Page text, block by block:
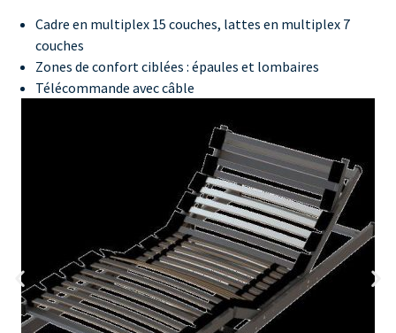
Cadre en multiplex 15 couches, lattes en multiplex 7
couches
Zones de confort ciblées : épaules et lombaires
Télécommande avec câble